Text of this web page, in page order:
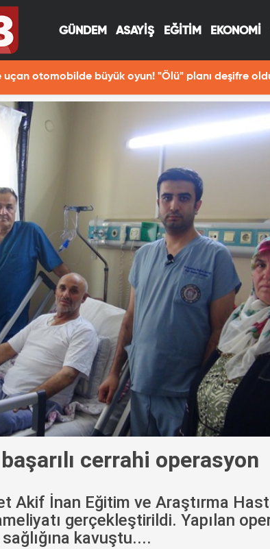
GÜNDEM ASAYİŞ EĞİTİM EKONOMİ
uçan otomobilde büyük oyun! "Ölü" planı deşifre
cerrahi operasyon
Akif İnan Eğitim ve Araştırma
gerçekleştirildi. Yapılan
kavuştu....